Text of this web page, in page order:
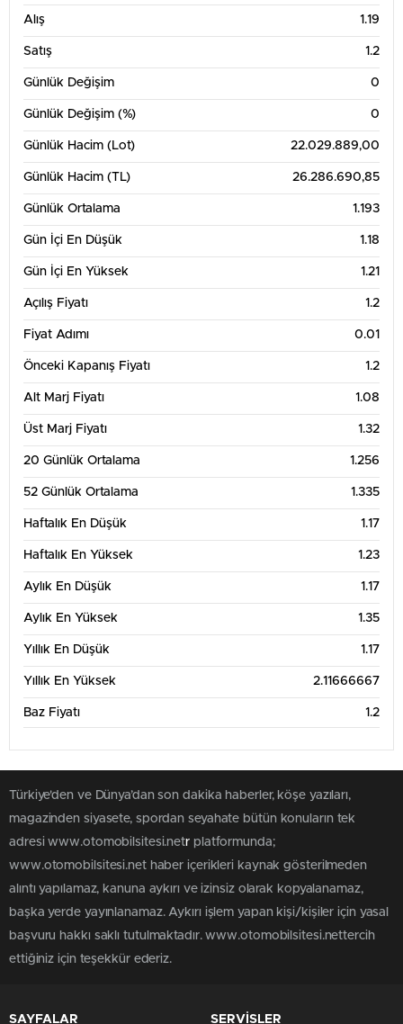
3. Ağu 4. Ağu
1.17
13. Tem
1.15
1.2
1.3
1.35
Haz '26 Ağu '26
1.4
1.8
1
1.25
1.5
2
1 Yıllık Grafik Tablosu
2
2.25
Alış 1.19
Satış 1.2
Günlük Değişim 0
Günlük Değişim (%) 0
Günlük Hacim (Lot) 22.029.889,00
Günlük Hacim (TL) 26.286.690,85
Günlük Ortalama 1.193
Gün İçi En Düşük 1.18
Gün İçi En Yüksek 1.21
Açılış Fiyatı 1.2
Fiyat Adımı 0.01
Önceki Kapanış Fiyatı 1.2
Alt Marj Fiyatı 1.08
Üst Marj Fiyatı 1.32
20 Günlük Ortalama 1.256
52 Günlük Ortalama 1.335
Haftalık En Düşük 1.17
Haftalık En Yüksek 1.23
Aylık En Düşük 1.17
Aylık En Yüksek 1.35
Yıllık En Düşük 1.17
Yıllık En Yüksek 2.11666667
Baz Fiyatı 1.2
Türkiye'den ve Dünya’dan son dakika haberler, köşe yazıları,
magazinden siyasete, spordan seyahate bütün konuların tek
adresi www.otomobilsitesi.netr platformunda;
www.otomobilsitesi.net haber içerikleri kaynak gösterilmeden
alıntı yapılamaz, kanuna aykırı ve izinsiz olarak kopyalanamaz,
başka yerde yayınlanamaz. Aykırı işlem yapan kişi/kişiler için yasal
başvuru hakkı saklı tutulmaktadır. www.otomobilsitesi.nettercih
ettiğiniz için teşekkür ederiz.
SAYFALAR SERVİSLER